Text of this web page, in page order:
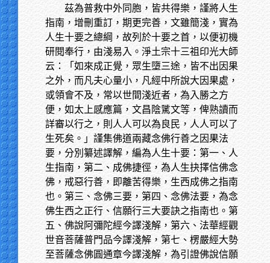
茲為普救中外同胞，皆共得樂，謹將人生
指南，增刪重訂，期更完善，文雖簡淺，實為
人生十要之總綱，故列於十要之首，以便初機
研閱奉行，由淺易入。淨土宗十三祖印光大師
云：「如來成正覺，眾生墮三途，皆不出因果
之外，而凡夫心量小，凡經中所說大因果處，
或領會不及，常以世間淺近者，為入勝之方
便，如太上感應篇，文昌陰騭文等，俾熟讀而
詳審以行之，則人人可以為良民，人人可以了
生死矣。」謹集佛道兩藏念佛行善之因果法
要，分別纂述譯解，編為人生十要：第一、人
生指南，第二、成佛捷徑，為人生抉擇信佛念
佛，戒惡行善，即離苦得樂，生西成佛之指南
也。第三、念佛三要，第四、念佛法要，為念
佛生西之正行、信願行三大要訣之指南也。第
五、佛說阿彌陀經今譯淺解，第六、法華經觀
世音菩薩普門品今譯淺解，第七、楞嚴經大勢
至菩薩念佛圓通章今譯淺解，為引證佛說信願